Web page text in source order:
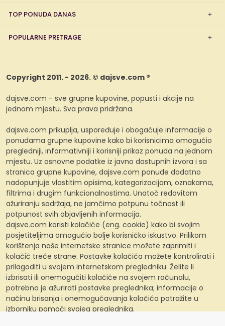
TOP PONUDA DANAS
POPULARNE PRETRAGE
Copyright 2011. - 2026. © dajsve.com ®
dajsve.com - sve grupne kupovine, popusti i akcije na
jednom mjestu. Sva prava pridržana.
dajsve.com prikuplja, uspoređuje i obogaćuje informacije o
ponudama grupne kupovine kako bi korisnicima omogućio
pregledniji, informativniji i korisniji prikaz ponuda na jednom
mjestu. Uz osnovne podatke iz javno dostupnih izvora i sa
stranica grupne kupovine, dajsve.com ponude dodatno
nadopunjuje vlastitim opisima, kategorizacijom, oznakama,
filtrima i drugim funkcionalnostima. Unatoč redovitom
ažuriranju sadržaja, ne jamčimo potpunu točnost ili
potpunost svih objavljenih informacija.
dajsve.com koristi kolačiće (eng. cookie) kako bi svojim
posjetiteljima omogućio bolje korisničko iskustvo. Prilikom
korištenja naše internetske stranice možete zaprimiti i
kolačić treće strane. Postavke kolačića možete kontrolirati i
prilagoditi u svojem internetskom pregledniku. Želite li
izbrisati ili onemogućiti kolačiće na svojem računalu,
potrebno je ažurirati postavke preglednika; informacije o
načinu brisanja i onemogućavanja kolačića potražite u
izborniku pomoći svojeg preglednika.